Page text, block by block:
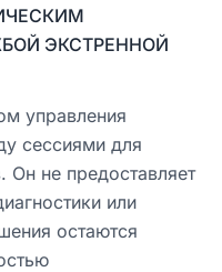
ЭКСТРЕННОЙ
управления
сессиями для
Он не предоставляет
или
остаются